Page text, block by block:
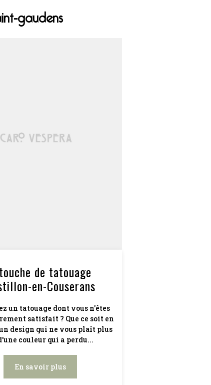
gaudens
de tatouage
en-Couserans
un tatouage dont vous n'êtes
satisfait ? Que ce soit en
design qui ne vous plaît plus
couleur qui a perdu...
En savoir plus